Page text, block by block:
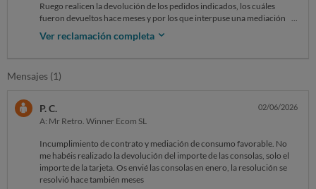
Ruego realicen la devolución de los pedidos indicados, los cuáles
fueron devueltos hace meses y por los que interpuse una mediación de
consumo en mi comunidad autónoma, la cuál se resolvió a mi favor. No
habéis hecho el ingreso de la devolución de las consolas defectuosas,
Ver reclamación completa
Mensajes (1)
P. C.
A: Mr Retro. Winner Ecom SL
02/06/2026
Incumplimiento de contrato y mediación de consumo favorable. No
me habéis realizado la devolución del importe de las consolas, solo el
importe de la tarjeta. Os envié las consolas en enero, la resolución se
resolvió hace también meses